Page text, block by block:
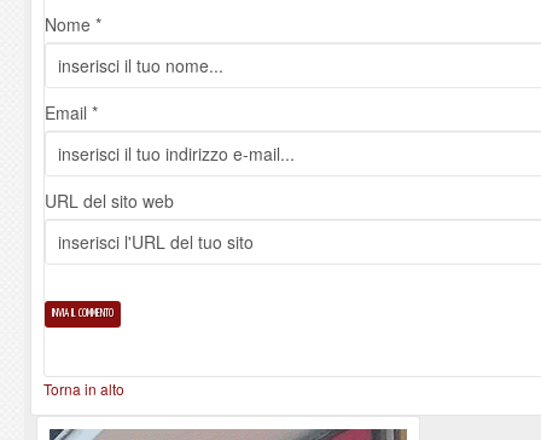
Nome *
Email *
URL del sito web
Torna in alto